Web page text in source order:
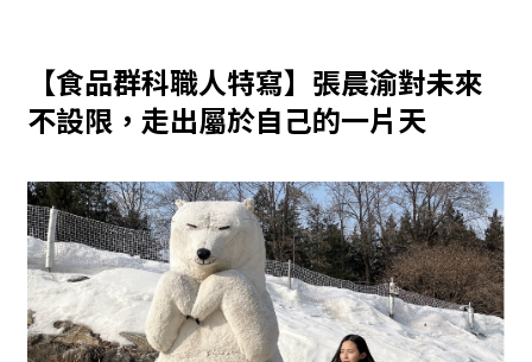
【食品群科職人特寫】張晨渝對未來
不設限，走出屬於自己的一片天